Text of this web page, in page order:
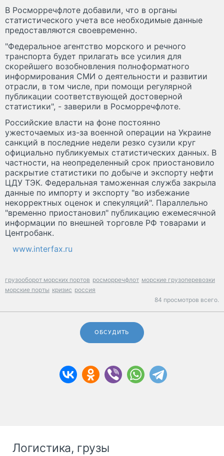
В Росморречфлоте добавили, что в органы
статистического учета все необходимые данные
предоставляются своевременно.
"Федеральное агентство морского и речного
транспорта будет прилагать все усилия для
скорейшего возобновления полноформатного
информирования СМИ о деятельности и развитии
отрасли, в том числе, при помощи регулярной
публикации соответствующей достоверной
статистики", - заверили в Росморречфлоте.
Российские власти на фоне постоянно
ужесточаемых из-за военной операции на Украине
санкций в последние недели резко сузили круг
официально публикуемых статистических данных. В
частности, на неопределенный срок приостановило
раскрытие статистики по добыче и экспорту нефти
ЦДУ ТЭК. Федеральная таможенная служба закрыла
данные по импорту и экспорту "во избежание
некорректных оценок и спекуляций". Параллельно
"временно приостановил" публикацию ежемесячной
информации по внешней торговле РФ товарами и
Центробанк.
www.interfax.ru
грузооборот морских портов росморречфлот морские грузоперевозки
морские порты кризис россия
84 просмотров всего.
ОБСУДИТЬ
Логистика, грузы